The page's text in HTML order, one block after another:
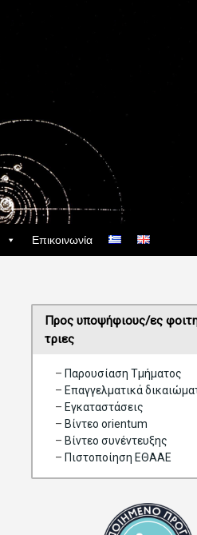
Επικοινωνία
Προς υποψήφιους/ες
τριες
– Παρουσίαση Τμήματος
– Επαγγελματικά
– Eγκαταστάσεις
– Βίντεο orientum
– Bίντεο συνέντευξης
– Πιστοποίηση ΕΘΑΑΕ